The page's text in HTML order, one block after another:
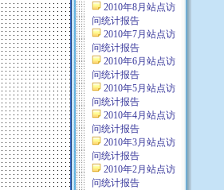
2010年8月站点访
问统计报告
2010年7月站点访
问统计报告
2010年6月站点访
问统计报告
2010年5月站点访
问统计报告
2010年4月站点访
问统计报告
2010年3月站点访
问统计报告
2010年2月站点访
问统计报告